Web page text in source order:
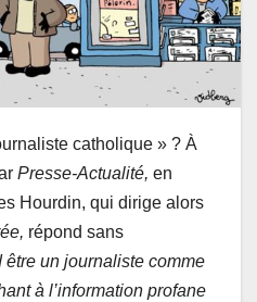
catholique » ? À
Presse-Actualité, en
Hourdin, qui dirige alors
répond sans
être un journaliste comme
à l’information profane